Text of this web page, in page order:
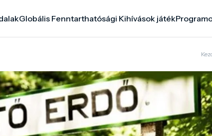
Globális Fenntarthatósági Kihívások játék